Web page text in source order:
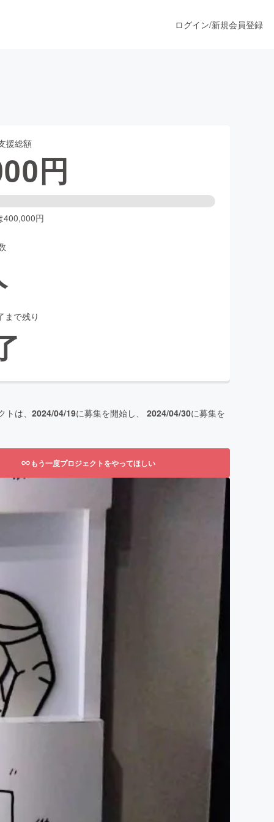
ログイン/新規会員登録
援総額
円
400,000円
まで残り
は、 2024/04/19に募集を開始し、 2024/04/30に募集を
もう一度プロジェクトをやってほしい